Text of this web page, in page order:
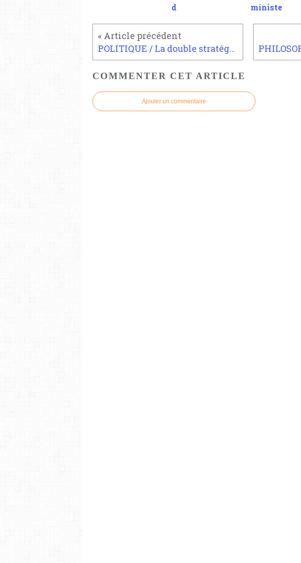
d
ministe
POLITIQUE / La double stratégie de l'extrême droite
COMMENTER CET ARTICLE
Ajouter un commentaire